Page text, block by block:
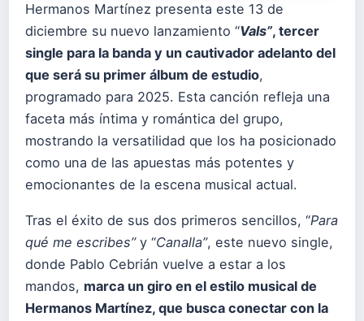
Hermanos Martínez presenta este 13 de
diciembre su nuevo lanzamiento “Vals”, tercer
single para la banda y un cautivador adelanto del
que será su primer álbum de estudio,
programado para 2025. Esta canción refleja una
faceta más íntima y romántica del grupo,
mostrando la versatilidad que los ha posicionado
como una de las apuestas más potentes y
emocionantes de la escena musical actual.
Tras el éxito de sus dos primeros sencillos, “Para
qué me escribes” y “Canalla”, este nuevo single,
donde Pablo Cebrián vuelve a estar a los
mandos, marca un giro en el estilo musical de
Hermanos Martínez, que busca conectar con la